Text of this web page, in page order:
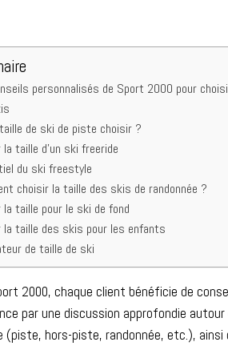
personnalisés de Sport 2000 pour
de ski de piste choisir ?
la taille d’un ski freeride
du ski freestyle
choisir la taille des skis de randonnée ?
la taille pour le ski de fond
la taille des skis pour les enfants
de taille de ski
2000, chaque client bénéficie de
par une discussion approfondie
(piste, hors-piste, randonnée, etc.),